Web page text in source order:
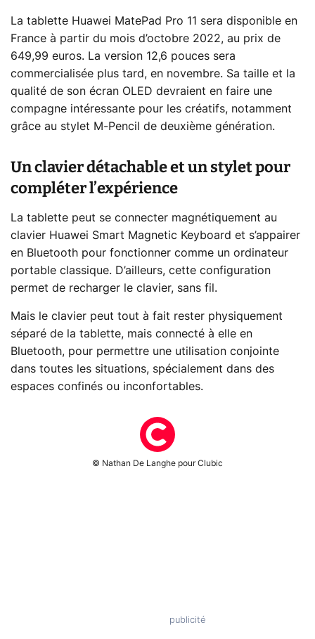
La tablette Huawei MatePad Pro 11 sera disponible en
France à partir du mois d’octobre 2022, au prix de
649,99 euros. La version 12,6 pouces sera
commercialisée plus tard, en novembre. Sa taille et la
qualité de son écran OLED devraient en faire une
compagne intéressante pour les créatifs, notamment
grâce au stylet M-Pencil de deuxième génération.
Un clavier détachable et un stylet pour
compléter l’expérience
La tablette peut se connecter magnétiquement au
clavier Huawei Smart Magnetic Keyboard et s’appairer
en Bluetooth pour fonctionner comme un ordinateur
portable classique. D’ailleurs, cette configuration
permet de recharger le clavier, sans fil.
Mais le clavier peut tout à fait rester physiquement
séparé de la tablette, mais connecté à elle en
Bluetooth, pour permettre une utilisation conjointe
dans toutes les situations, spécialement dans des
espaces confinés ou inconfortables.
© Nathan De Langhe pour Clubic